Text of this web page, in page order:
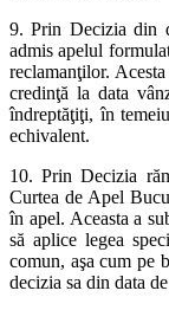
9. Prin Decizia din
admis apelul
reclamanţilor.
credinţă la data
îndreptăţiţi, în
echivalent.
10. Prin Decizia
Curtea de Apel
în apel. Aceasta a
să aplice legea
comun, aşa cum pe
decizia sa din data